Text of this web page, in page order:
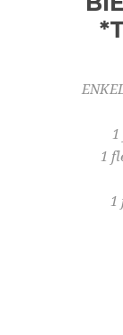
1
1
1